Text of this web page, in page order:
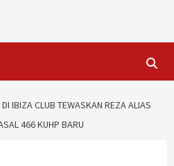
IBIZA CLUB TEWASKAN REZA ALIAS
466 KUHP BARU